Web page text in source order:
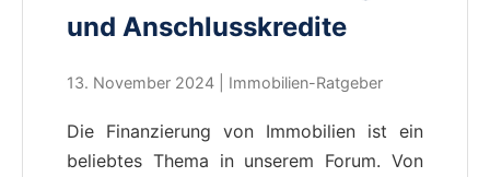
und Anschlusskredite
13. November 2024 | Immobilien-Ratgeber
Die Finanzierung von Immobilien ist ein
beliebtes Thema in unserem Forum. Von